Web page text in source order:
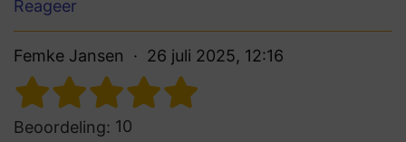
Reageer
Femke Jansen 26 juli 2025, 12:16
Beoordeling: 10